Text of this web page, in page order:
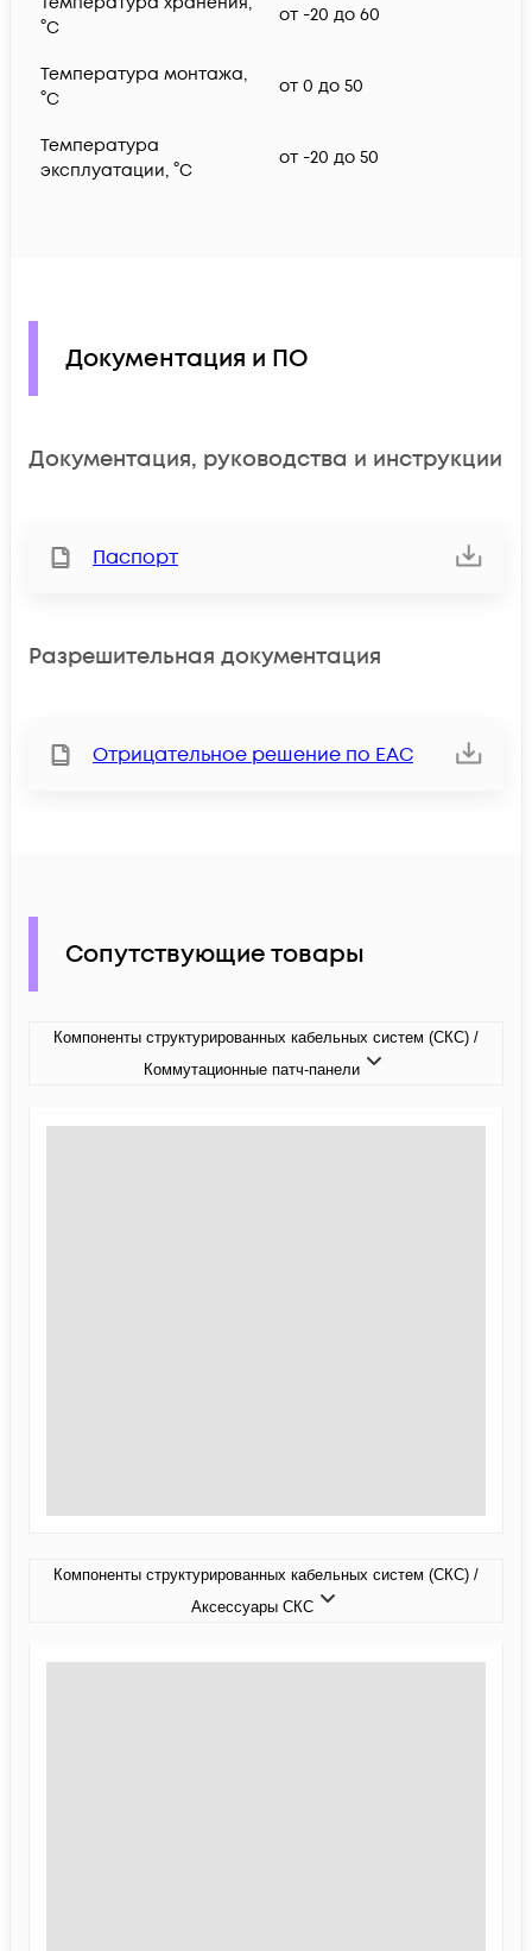
°C
от -20 до 60
Температура монтажа,
°C
от 0 до 50
Температура
эксплуатации, °C
от -20 до 50
Документация и ПО
Документация, руководства и инструкции
Паспорт
Разрешительная документация
Отрицательное решение по ЕАС
Сопутствующие товары
Компоненты структурированных кабельных систем (СКС) /
Коммутационные патч-панели
Компоненты структурированных кабельных систем (СКС) /
Аксессуары СКС